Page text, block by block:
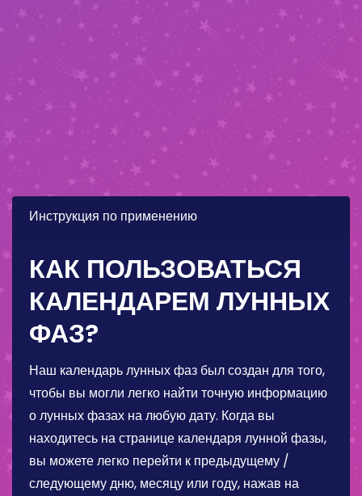
Инструкция по применению
КАК ПОЛЬЗОВАТЬСЯ
КАЛЕНДАРЕМ ЛУННЫХ
ФАЗ?
Наш календарь лунных фаз был создан для того,
чтобы вы могли легко найти точную информацию
о лунных фазах на любую дату. Когда вы
находитесь на странице календаря лунной фазы,
вы можете легко перейти к предыдущему /
следующему дню, месяцу или году, нажав на